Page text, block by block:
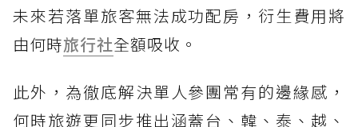
未來若落單旅客無法成功配房，衍生費用將
由何時旅行社全額吸收。
此外，為徹底解決單人參團常有的邊緣感，
何時旅遊更同步推出涵蓋台、韓、泰、越、